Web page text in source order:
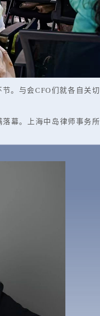
与会CFO们就各自关
幕。上海中岛律师事务